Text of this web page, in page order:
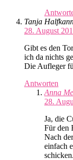
Tanja
28. August
Gibt es den
ich da nichts
Die Aufleger
Antworten
Anna
28.
Ja, die
Für den
Nach
einfach
schicken.